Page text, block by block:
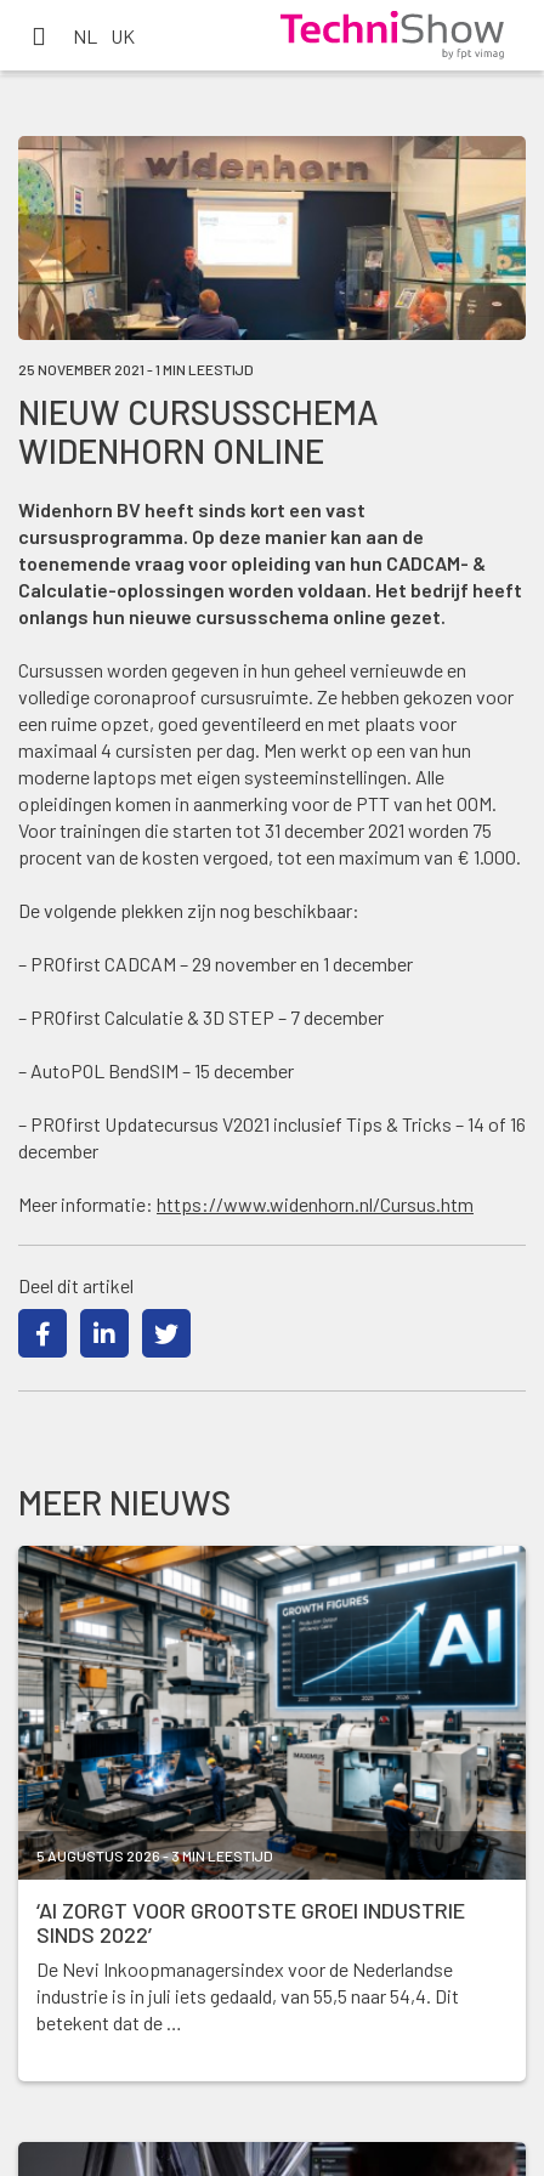
NL UK
25 NOVEMBER 2021 - 1 MIN LEESTIJD
NIEUW CURSUSSCHEMA
WIDENHORN ONLINE
Widenhorn BV heeft sinds kort een vast
cursusprogramma. Op deze manier kan aan de
toenemende vraag voor opleiding van hun CADCAM- &
Calculatie-oplossingen worden voldaan. Het bedrijf heeft
onlangs hun nieuwe cursusschema online gezet.
Cursussen worden gegeven in hun geheel vernieuwde en
volledige coronaproof cursusruimte. Ze hebben gekozen voor
een ruime opzet, goed geventileerd en met plaats voor
maximaal 4 cursisten per dag. Men werkt op een van hun
moderne laptops met eigen systeeminstellingen. Alle
opleidingen komen in aanmerking voor de PTT van het OOM.
Voor trainingen die starten tot 31 december 2021 worden 75
procent van de kosten vergoed, tot een maximum van € 1.000.
De volgende plekken zijn nog beschikbaar:
– PROfirst CADCAM – 29 november en 1 december
– PROfirst Calculatie & 3D STEP – 7 december
– AutoPOL BendSIM – 15 december
– PROfirst Updatecursus V2021 inclusief Tips & Tricks – 14 of 16
december
Meer informatie: https://www.widenhorn.nl/Cursus.htm
Deel dit artikel
MEER NIEUWS
5 AUGUSTUS 2026 - 3 MIN LEESTIJD
‘AI ZORGT VOOR GROOTSTE GROEI INDUSTRIE
SINDS 2022’
De Nevi Inkoopmanagersindex voor de Nederlandse
industrie is in juli iets gedaald, van 55,5 naar 54,4. Dit
betekent dat de …